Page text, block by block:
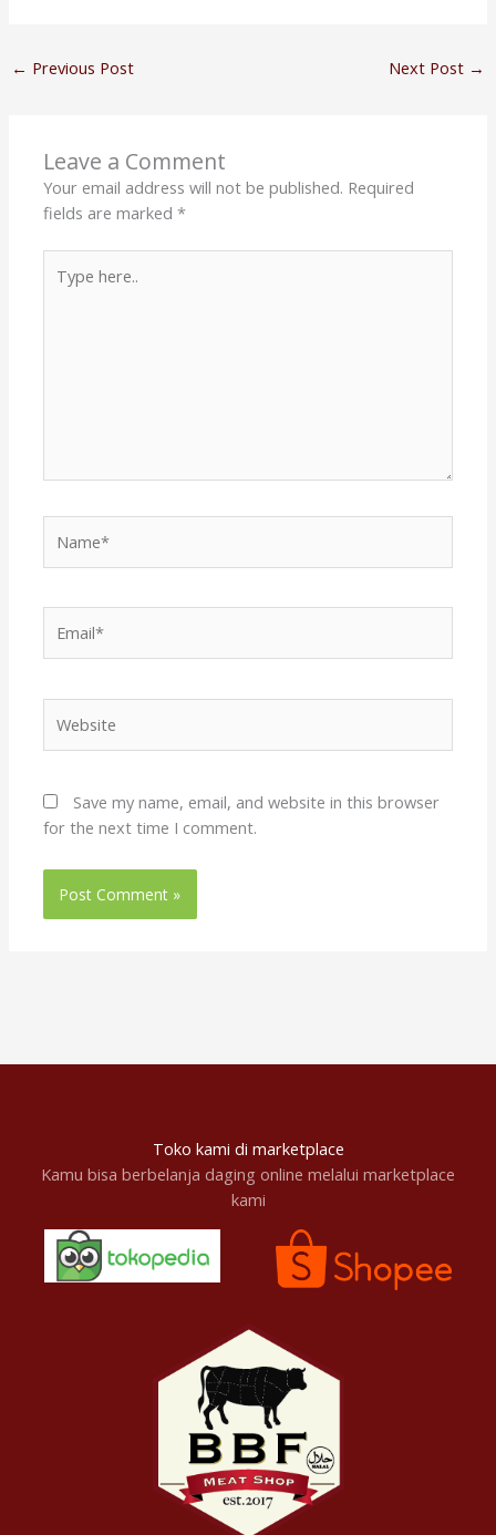
← Previous Post Next Post →
Leave a Comment
Your email address will not be published. Required
fields are marked*
here..
Save my name, email, and website in this browser
for the next time I comment.
Toko kami di marketplace
Kamu bisa berbelanja daging online melalui marketplace
kami